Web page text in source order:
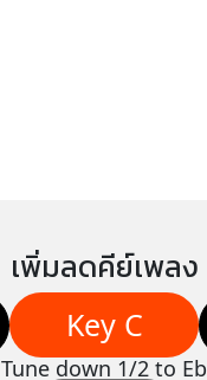
เพิ่มลดคีย์เพลง
Key C
Tune down 1/2 to Eb